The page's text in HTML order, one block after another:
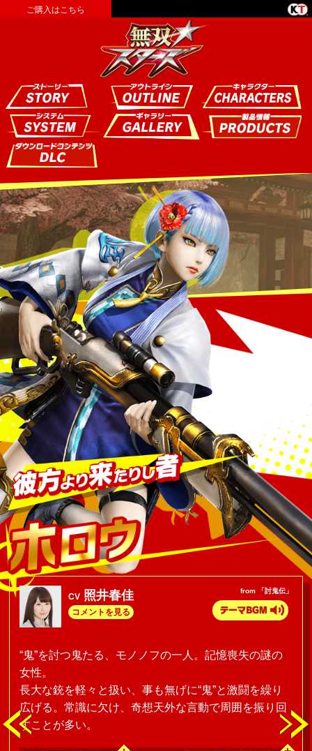
ご購入はこちら
CV照井春佳
コメントを見る
from 「討鬼伝」
“鬼”を討つ鬼たる、モノノフの一人。記憶喪失の謎の
女性。
長大な銃を軽々と扱い、事も無げに“鬼”と激闘を繰り
広げる。常識に欠け、奇想天外な言動で周囲を振り回
すことが多い。